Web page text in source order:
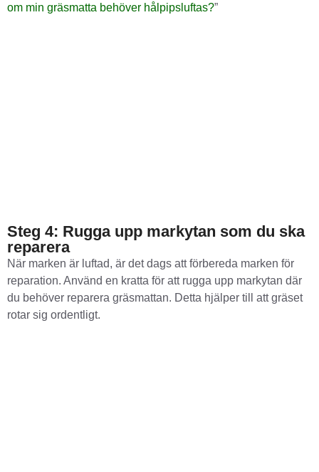
om min gräsmatta behöver hålpipsluftas?”
Steg 4: Rugga upp markytan som du ska
reparera
När marken är luftad, är det dags att förbereda marken för
reparation. Använd en kratta för att rugga upp markytan där
du behöver reparera gräsmattan. Detta hjälper till att gräset
rotar sig ordentligt.